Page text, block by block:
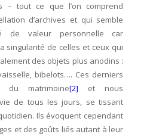
– tout ce que l’on comprend
d’archives et qui semble
de valeur personnelle car
singularité de celles et ceux qui
des objets plus anodins :
bibelots…. Ces derniers
du matrimoine[2] et nous
de tous les jours, se tissant
Ils évoquent cependant
et des goûts liés autant à leur